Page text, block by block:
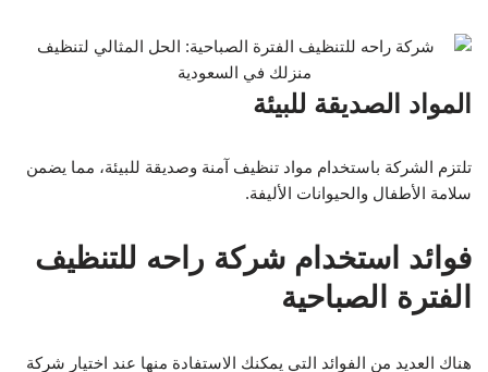
المواد الصديقة للبيئة
تلتزم الشركة باستخدام مواد تنظيف آمنة وصديقة للبيئة، مما يضمن
سلامة الأطفال والحيوانات الأليفة.
فوائد استخدام شركة راحه للتنظيف
الفترة الصباحية
هناك العديد من الفوائد التي يمكنك الاستفادة منها عند اختيار شركة